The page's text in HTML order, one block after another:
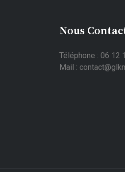
Nous
Téléphone : 06 12
Mail :